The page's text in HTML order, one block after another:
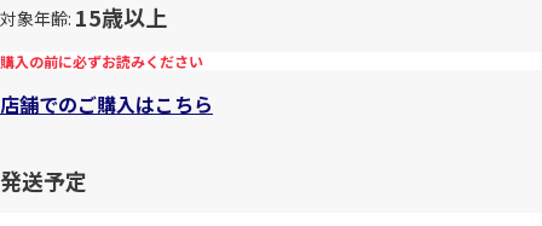
対象年齢 15歳以上
購入の前に必ずお読みください
店舗でのご購入はこちら
発送予定